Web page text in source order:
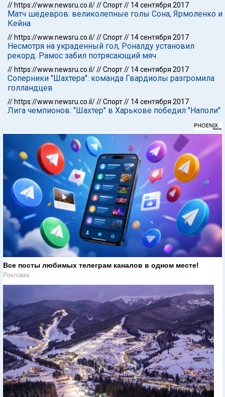
// https://www.newsru.co.il///Спорт// 14 сентября 2017
Матч шедевров: великолепные голы Сона, Ярмоленко и
Кейна
// https://www.newsru.co.il///Спорт// 14 сентября 2017
Несмотря на украденный гол, Роналду установил
рекорд. Рамос забил потрясающий мяч
// https://www.newsru.co.il///Спорт// 14 сентября 2017
Соперники "Шахтера": команда Гвардиолы разгромила
голландцев
// https://www.newsru.co.il///Спорт// 14 сентября 2017
Лига чемпионов: "Шахтер" в Харькове победил "Наполи"
Все посты любимых телеграм каналов в одном месте!
Реклама